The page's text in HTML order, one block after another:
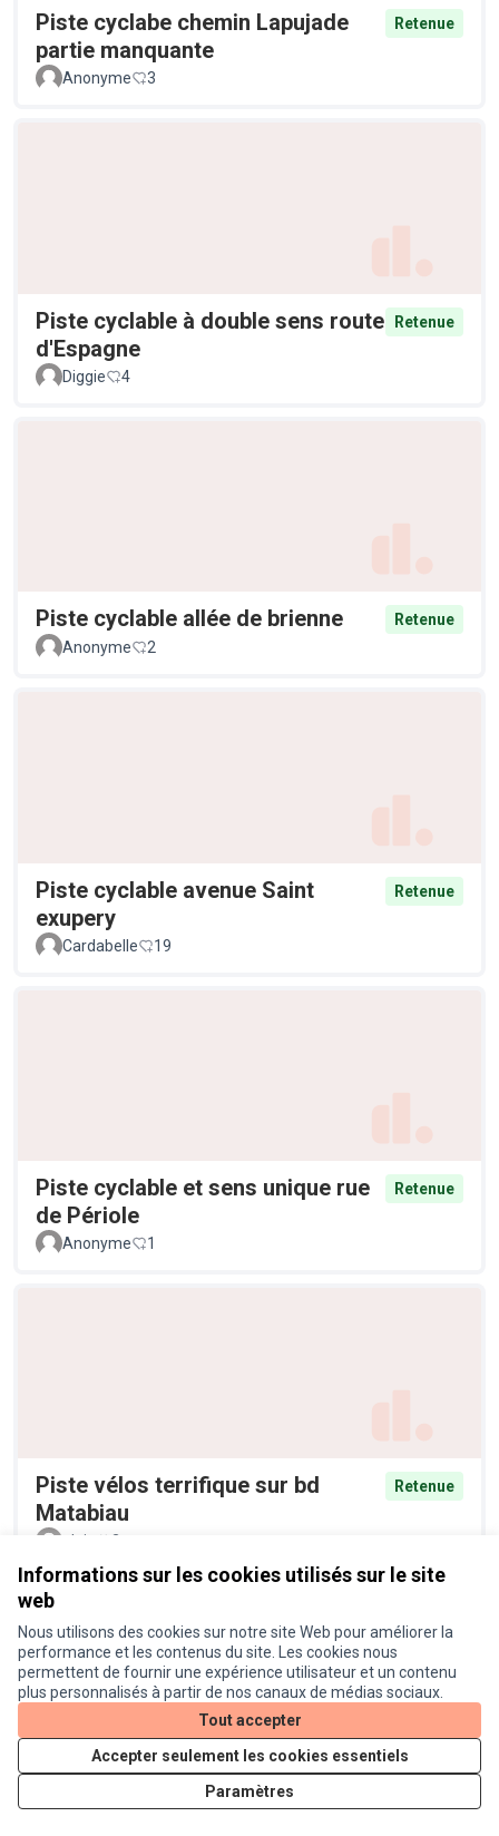
Informations sur les cookies utilisés sur le site
web
Nous utilisons des cookies sur notre site Web pour améliorer la
performance et les contenus du site. Les cookies nous
permettent de fournir une expérience utilisateur et un contenu
plus personnalisés à partir de nos canaux de médias sociaux.
Tout accepter
Accepter seulement les cookies essentiels
Paramètres
Piste cyclabe chemin Lapujade
partie manquante
Retenue
Anonyme 3
Piste cyclable à double sens route
d'Espagne
Retenue
Diggie 4
Piste cyclable allée de brienne
Retenue
Anonyme
2
Piste cyclable avenue Saint
exupery
Retenue
Cardabelle 19
Piste cyclable et sens unique rue
de Périole
Retenue
Anonyme 1
Piste vélos terrifique sur bd
Matabiau
Retenue
alain 2
Plantation d'arbres et
diversification de la palette